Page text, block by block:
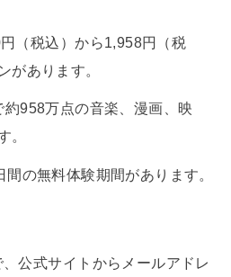
（税込）から1,958円（税
があります。
約958万点の音楽、漫画、映
。
間の無料体験期間があります。
公式サイトからメールアドレ